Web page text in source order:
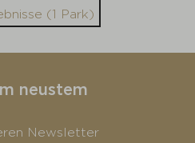
(1 Park)
neustem
Newsletter